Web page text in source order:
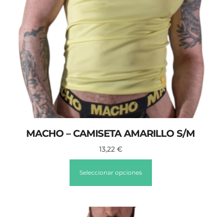
MACHO – CAMISETA AMARILLO S/M
13,22 €
Seleccionar opciones